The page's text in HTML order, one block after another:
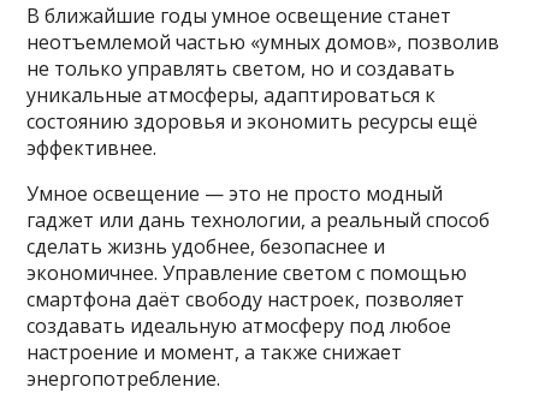
В ближайшие годы умное освещение станет
неотъемлемой частью «умных домов», позволив
не только управлять светом, но и создавать
уникальные атмосферы, адаптироваться к
состоянию здоровья и экономить ресурсы ещё
эффективнее.
Умное освещение — это не просто модный
гаджет или дань технологии, а реальный способ
сделать жизнь удобнее, безопаснее и
экономичнее. Управление светом с помощью
смартфона даёт свободу настроек, позволяет
создавать идеальную атмосферу под любое
настроение и момент, а также снижает
энергопотребление.